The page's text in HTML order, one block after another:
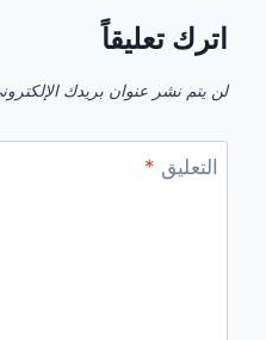
اترك تعليقاً
لن يتم نشر عنوان بريدك
التعليق *